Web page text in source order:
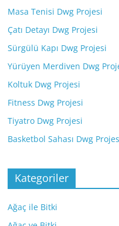
Masa Tenisi Dwg Projesi
Çatı Detayı Dwg Projesi
Sürgülü Kapı Dwg Projesi
Yürüyen Merdiven Dwg
Koltuk Dwg Projesi
Fitness Dwg Projesi
Tiyatro Dwg Projesi
Basketbol Sahası Dwg
Kategoriler
Ağaç ile Bitki